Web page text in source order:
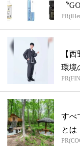
〝
【
環境
すべ
とは